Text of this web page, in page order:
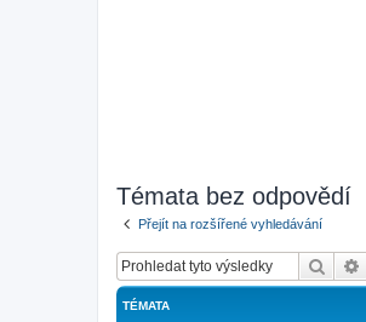
Témata bez odpovědí
Přejít na rozšířené vyhledávání
Hledat
TÉMATA